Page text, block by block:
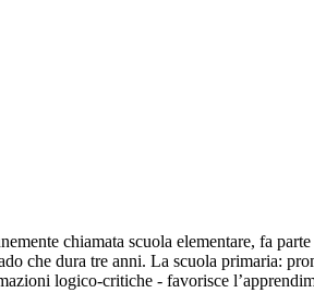
chiamata scuola elementare, fa
che dura tre anni. La scuola primaria:
logico-critiche - favorisce